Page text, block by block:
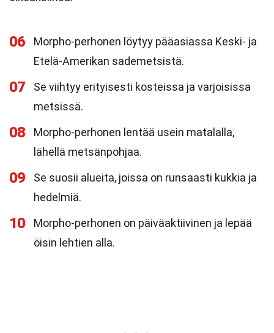
06
Morpho-perhonen löytyy pääasiassa Keski- ja
Etelä-Amerikan sademetsistä.
07
Se viihtyy erityisesti kosteissa ja varjoisissa
metsissä.
08
Morpho-perhonen lentää usein matalalla,
lähellä metsänpohjaa.
09
Se suosii alueita, joissa on runsaasti kukkia ja
hedelmiä.
10
Morpho-perhonen on päiväaktiivinen ja lepää
öisin lehtien alla.